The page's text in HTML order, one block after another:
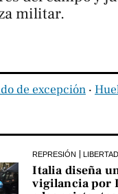
militar.
de excepción ‧
REPRESIÓN
Italia diseña
vigilancia por